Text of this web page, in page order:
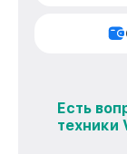
Есть
техники